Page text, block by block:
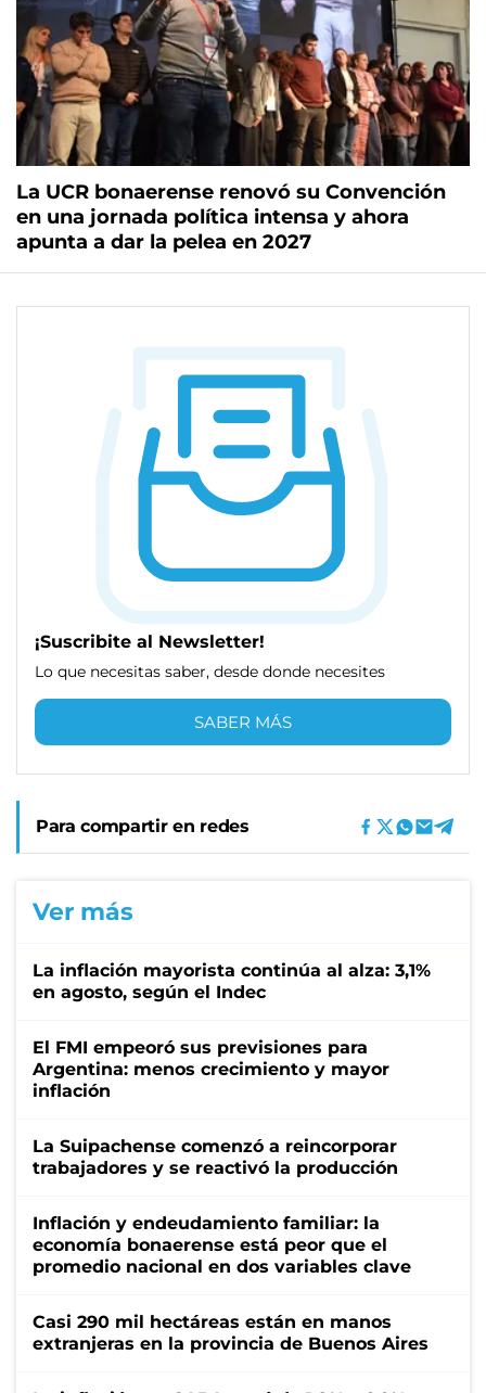
La UCR bonaerense renovó su Convención
en una jornada política intensa y ahora
apunta a dar la pelea en 2027
¡Suscribite al Newsletter!
Lo que necesitas saber, desde donde necesites
SABER MÁS
Para compartir en redes
Ver más
La inflación mayorista continúa al alza: 3,1%
en agosto, según el Indec
El FMI empeoró sus previsiones para
Argentina: menos crecimiento y mayor
inflación
La Suipachense comenzó a reincorporar
trabajadores y se reactivó la producción
Inflación y endeudamiento familiar: la
economía bonaerense está peor que el
promedio nacional en dos variables clave
Casi 290 mil hectáreas están en manos
extranjeras en la provincia de Buenos Aires